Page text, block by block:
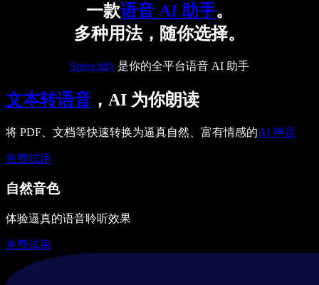
一款语音 AI 助手。
多种用法，随你选择。
Speechify 是你的全平台语音 AI 助手
文本转语音 ，AI 为你朗读
将 PDF、文档等快速转换为逼真自然、富有情感的AI 声音
免费试用
自然音色
体验逼真的语音聆听效果
免费试用